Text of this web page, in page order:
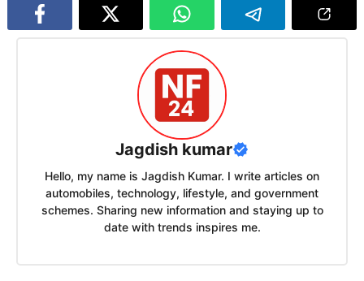
Jagdish kumar
Hello, my name is Jagdish Kumar. I write articles on
automobiles, technology, lifestyle, and government
schemes. Sharing new information and staying up to
date with trends inspires me.